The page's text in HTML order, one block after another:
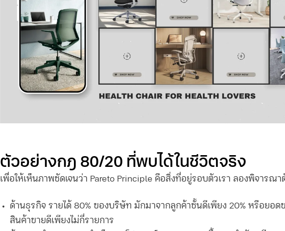
ตัวอย่างกฎ 80/20 ที่พบได้ในชีวิตจริง
เพื่อให้เห็นภาพชัดเจนว่า Pareto Principle คือสิ่งที่อยู่รอบตัวเรา ลองพิจารณา
ด้านธุรกิจ รายได้ 80% ของบริษัท มักมาจากลูกค้าชั้นดีเพียง 20% หรือยอด
สินค้าขายดีเพียงไม่กี่รายการ